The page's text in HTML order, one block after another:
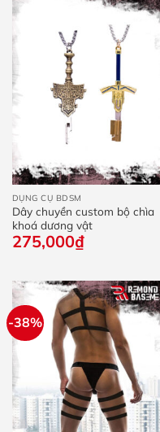
DỤNG CỤ BDSM
Dây chuyền custom bộ chìa
khoá dương vật
275,000₫
-38%